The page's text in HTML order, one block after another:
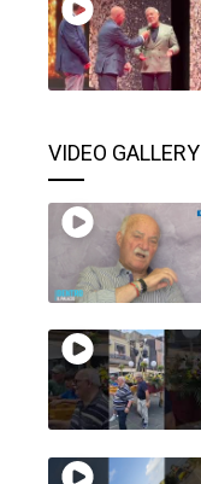
VIDEO GALLERY